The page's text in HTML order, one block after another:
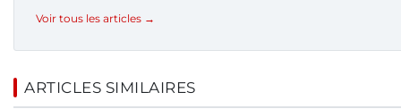
Voir tous les articles →
ARTICLES SIMILAIRES